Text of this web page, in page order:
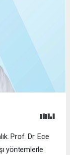
Prof. Dr. Ece
yöntemlerle